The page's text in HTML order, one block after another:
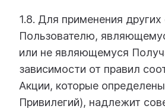
1.8. Для применения
Пользователю,
или не являющемуся
зависимости от правил
Акции, которые
Привилегий), надлежит